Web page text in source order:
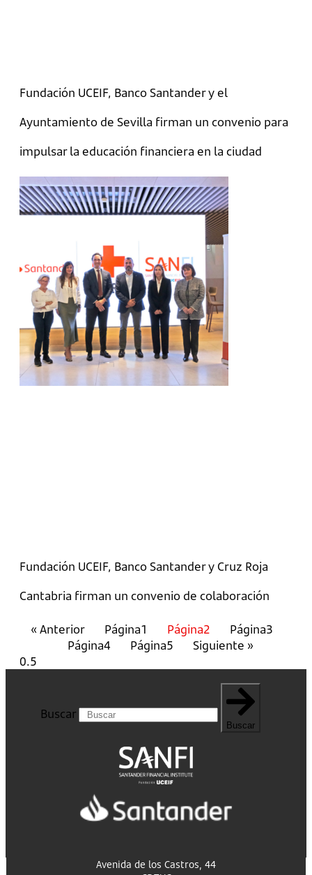
Fundación UCEIF, Banco Santander y el
Ayuntamiento de Sevilla firman un convenio para
impulsar la educación financiera en la ciudad
Fundación UCEIF, Banco Santander y Cruz Roja
Cantabria firman un convenio de colaboración
« Anterior Página1 Página2 Página3
Página4 Página5 Siguiente »
Buscar
Buscar
Avenida de los Castros, 44